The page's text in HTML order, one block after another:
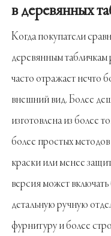
в деревянных
Когда покупатели
деревянным табличкам
часто отражает нечто
внешний вид. Более
изготовлена из более
более простых
краски или менее
версия может
детальную ручную
фурнитуру и более